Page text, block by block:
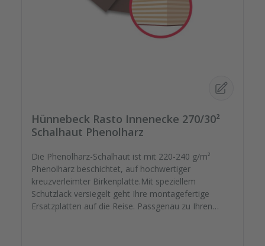
Hünnebeck Rasto Innenecke 270/30²
Schalhaut Phenolharz
Die Phenolharz-Schalhaut ist mit 220-240 g/m²
Phenolharz beschichtet, auf hochwertiger
kreuzverleimter Birkenplatte.Mit speziellem
Schutzlack versiegelt geht Ihre montagefertige
Ersatzplatten auf die Reise. Passgenau zu Ihren